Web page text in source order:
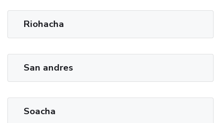
Riohacha
San andres
Soacha